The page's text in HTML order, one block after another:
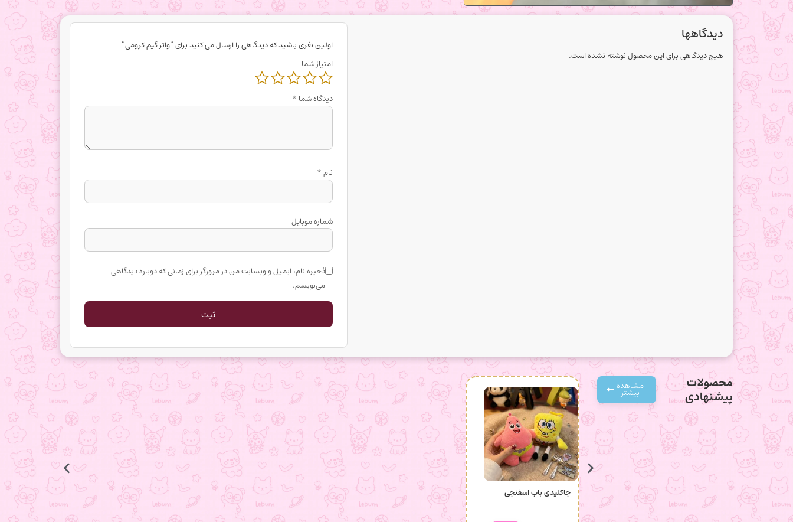
دیدگاهها
هیچ دیدگاهی برای این محصول نوشته نشده است.
اولین نفری باشید که دیدگاهی را ارسال می کنید برای “واتر گیم کرومی”
امتیاز شما
دیدگاه شما *
نام*
شماره موبایل
ذخیره نام، ایمیل و وبسایت من در مرورگر برای زمانی که دوباره دیدگاهی
می‌نویسم.
محصولات
پیشنهادی
مشاهده
بیشتر
جاکلیدی باب اسفنجی انگشتر ستاره